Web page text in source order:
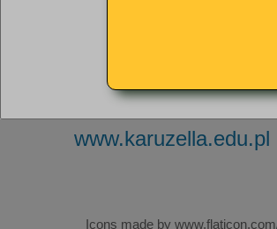
Icons made by
www.karuzella.edu.pl